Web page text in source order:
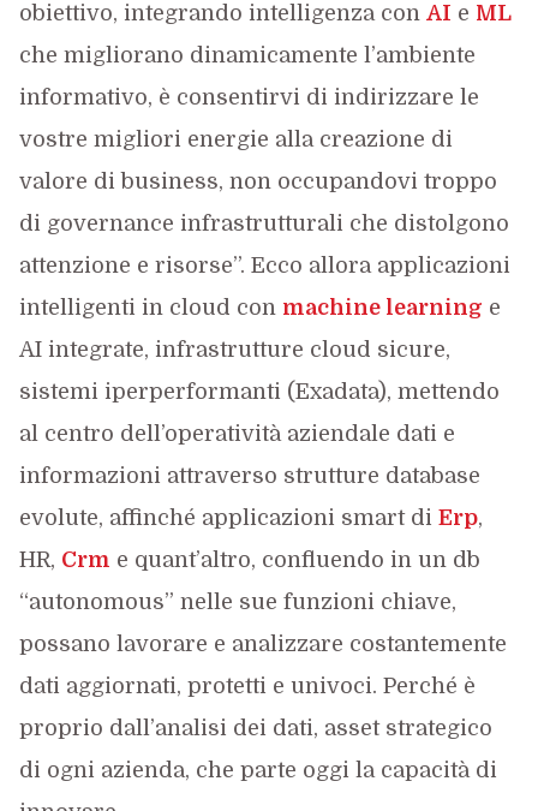
obiettivo, integrando intelligenza con AI e ML
che migliorano dinamicamente l’ambiente
informativo, è consentirvi di indirizzare le
vostre migliori energie alla creazione di
valore di business, non occupandovi troppo
di governance infrastrutturali che distolgono
attenzione e risorse”. Ecco allora applicazioni
intelligenti in cloud con machine learning e
AI integrate, infrastrutture cloud sicure,
sistemi iperperformanti (Exadata), mettendo
al centro dell’operatività aziendale dati e
informazioni attraverso strutture database
evolute, affinché applicazioni smart di Erp,
HR, Crm e quant’altro, confluendo in un db
“autonomous” nelle sue funzioni chiave,
possano lavorare e analizzare costantemente
dati aggiornati, protetti e univoci. Perché è
proprio dall’analisi dei dati, asset strategico
di ogni azienda, che parte oggi la capacità di